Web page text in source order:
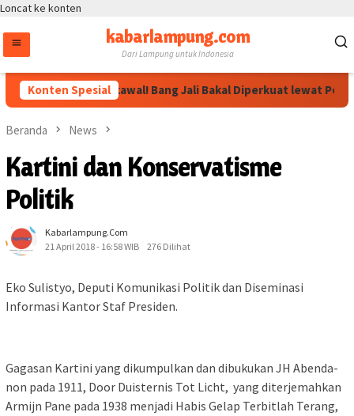
Loncat ke konten
kabarlampung.com
Dari Lampung untuk Indonesia
Konten Spesial
Megawati Dikawal! Bang Jali Bakal Diperkuat lewat Pojok Baca
Beranda News
Kartini dan Konservatisme
Politik
Kabarlampung.com
21 April 2018 - 16:58 WIB
276 Dilihat
Eko Sulistyo, Deputi Komunikasi Politik dan Diseminasi
Informasi Kantor Staf Presiden.
Gagasan Kartini yang di­kum­pul­kan dan di­bu­ku­kan JH Aben­da­
non pada 1911, Door Duis­te­r­nis Tot Licht, yang di­ter­je­mah­kan
Armijn Pane pada 1938 men­jadi Habis Ge­lap Terbitlah Te­rang,